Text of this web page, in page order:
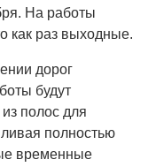
На работы
как раз выходные.
дорог
будут
полос для
полностью
временные